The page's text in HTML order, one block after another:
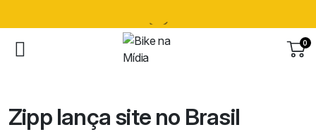
0
Zipp lança site no Brasil